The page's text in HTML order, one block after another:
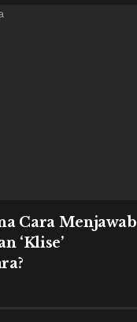
Cara Menjawab
‘Klise’